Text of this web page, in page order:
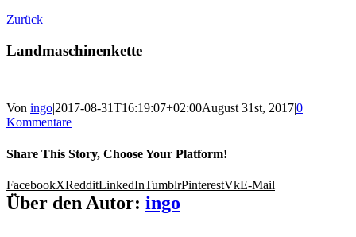
Zurück
Landmaschinenkette
Von ingo|2017-08-31T16:19:07+02:00August 31st, 2017|0
Kommentare
Share This Story, Choose Your Platform!
FacebookXRedditLinkedInTumblrPinterestVkE-Mail
Über den Autor: ingo